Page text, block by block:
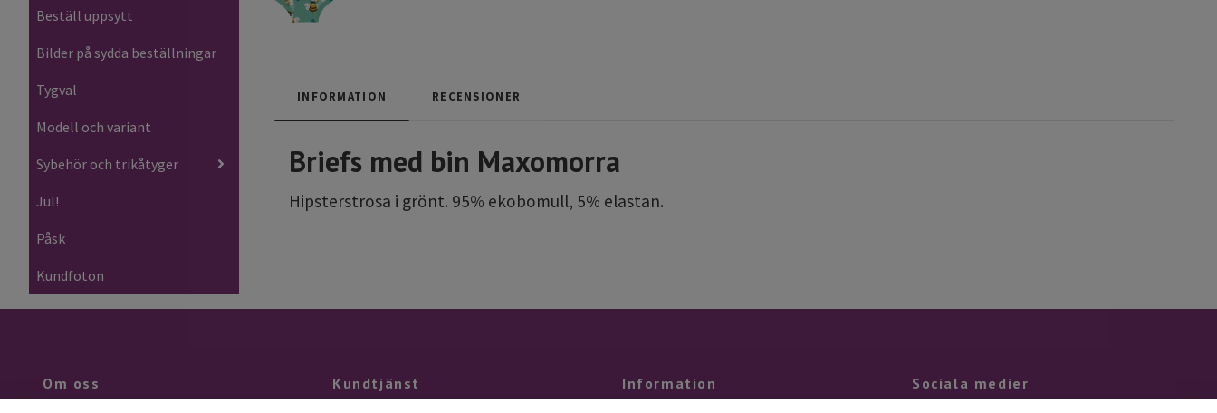
Beställ uppsytt
Bilder på sydda beställningar
Tygval
Modell och variant
Sybehör och trikåtyger
Jul!
Påsk
Kundfoton
INFORMATION RECENSIONER
Briefs med bin Maxomorra
Hipsterstrosa i grönt. 95% ekobomull, 5% elastan.
Om oss Kundtjänst Information Sociala medier